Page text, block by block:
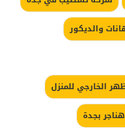
والديكور
الخارجي للمنزل
بجدة